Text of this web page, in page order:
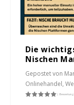
Die
Nischen
Gepostet von
Onlinehandel,